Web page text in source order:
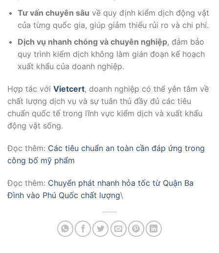
Tư vấn chuyên sâu về quy định kiểm dịch động vật
của từng quốc gia, giúp giảm thiểu rủi ro và chi phí.
Dịch vụ nhanh chóng và chuyên nghiệp, đảm bảo
quy trình kiểm dịch không làm gián đoạn kế hoạch
xuất khẩu của doanh nghiệp.
Hợp tác với Vietcert, doanh nghiệp có thể yên tâm về
chất lượng dịch vụ và sự tuân thủ đầy đủ các tiêu
chuẩn quốc tế trong lĩnh vực kiểm dịch và xuất khẩu
động vật sống.
Đọc thêm: Các tiêu chuẩn an toàn cần đáp ứng trong
công bố mỹ phẩm
Đọc thêm: Chuyển phát nhanh hỏa tốc từ Quận Ba
Đình vào Phú Quốc chất lượng\